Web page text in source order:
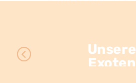
Unsere
Exoten